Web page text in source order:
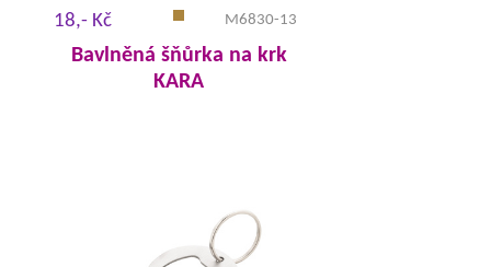
18,- Kč M6830-13
Bavlněná šňůrka na krk
KARA